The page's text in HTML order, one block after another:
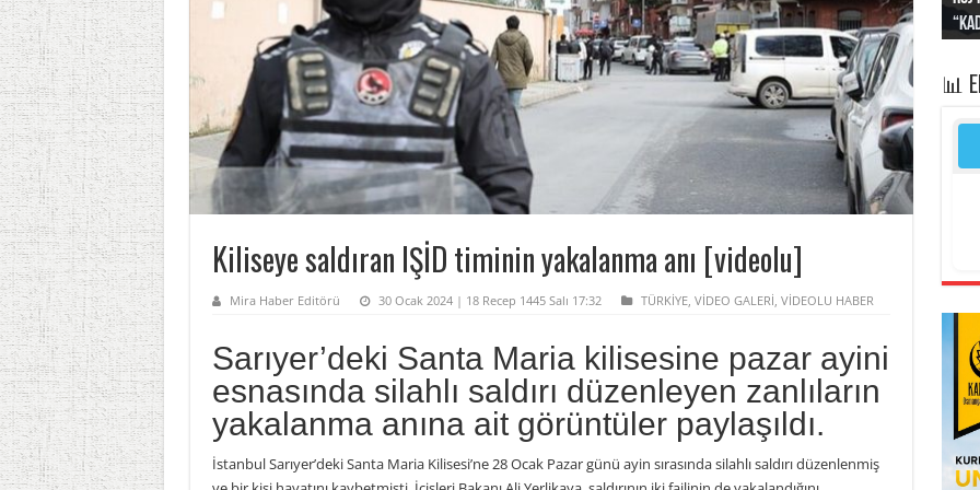
Kiliseye saldıran IŞİD timinin yakalanma anı [videolu]
Mira Haber Editörü 30 Ocak 2024 | 18 Recep 1445 Salı 17:32 TÜRKİYE, VİDEO GALERİ, VİDEOLU HABER
Sarıyer’deki Santa Maria kilisesine pazar ayini
esnasında silahlı saldırı düzenleyen zanlıların
yakalanma anına ait görüntüler paylaşıldı.
İstanbul Sarıyer’deki Santa Maria Kilisesi’ne 28 Ocak Pazar günü ayin sırasında silahlı saldırı düzenlenmiş
📊